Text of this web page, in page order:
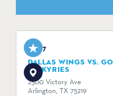
Aug 7
DALLAS WINGS VS.
VALKYRIES
2500 Victory Ave
Arlington, TX 75219